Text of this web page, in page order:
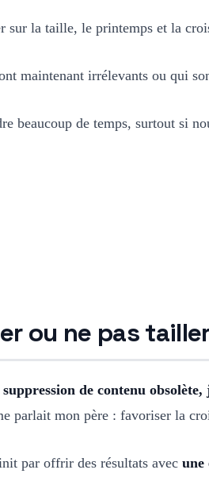
la taille, le printemps et la
maintenant irrélevants ou qui
beaucoup de temps, surtout si
ou ne pas
de contenu
mon père : favoriser la
par offrir des résultats avec une